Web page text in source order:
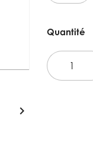

Quantité